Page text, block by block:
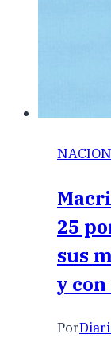
25
sus
y
Por